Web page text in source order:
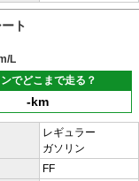
ト
L
でどこまで走る？
-km
レギュラー
ガソリン
FF